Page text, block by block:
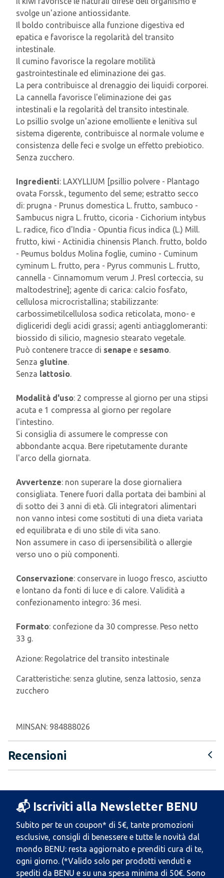
svolge un'azione antiossidante.
Il boldo contribuisce alla funzione digestiva ed
epatica e favorisce la regolarità del transito
intestinale.
Il cumino favorisce la regolare motilità
gastrointestinale ed eliminazione dei gas.
La pera contribuisce al drenaggio dei liquidi corporei.
La cannella favorisce l'eliminazione dei gas
intestinali e la regolarità del transito intestinale.
Lo psillio svolge un'azione emolliente e lenitiva sul
sistema digerente, contribuisce al normale volume e
consistenza delle feci e svolge un effetto prebiotico.
Senza zucchero.
Ingredienti: LAXYLLIUM [psillio polvere - Plantago
ovata Forssk., tegumento del seme; estratto secco
di: prugna - Prunus domestica L. frutto, sambuco -
Sambucus nigra L. frutto, cicoria - Cichorium intybus
L. radice, fico d'India - Opuntia ficus indica (L.) Mill.
frutto, kiwi - Actinidia chinensis Planch. frutto, boldo
- Peumus boldus Molina foglie, cumino - Cuminum
cyminum L. frutto, pera - Pyrus communis L. frutto,
cannella - Cinnamomum verum J. Presl corteccia, su
maltodestrine]; agente di carica: calcio fosfato,
cellulosa microcristallina; stabilizzante:
carbossimetilcellulosa sodica reticolata, mono- e
digliceridi degli acidi grassi; agenti antiagglomeranti:
biossido di silicio, magnesio stearato vegetale.
Può contenere tracce di senape e sesamo.
Senza glutine.
Senza lattosio.
Modalità d'uso: 2 compresse al giorno per una stipsi
acuta e 1 compressa al giorno per regolare
l'intestino.
Si consiglia di assumere le compresse con
abbondante acqua. Bere ripetutamente durante
l'arco della giornata.
Avvertenze: non superare la dose giornaliera
consigliata. Tenere fuori dalla portata dei bambini al
di sotto dei 3 anni di età. Gli integratori alimentari
non vanno intesi come sostituti di una dieta variata
ed equilibrata e di uno stile di vita sano.
Non assumere in caso di ipersensibilità o allergie
verso uno o più componenti.
Conservazione: conservare in luogo fresco, asciutto
e lontano da fonti di luce e di calore. Validità a
confezionamento integro: 36 mesi.
Formato: confezione da 30 compresse. Peso netto
33 g.
Azione: Regolatrice del transito intestinale
Caratteristiche: senza glutine, senza lattosio, senza
zucchero
MINSAN: 984888026
Recensioni
📬 Iscriviti alla Newsletter BENU
Subito per te un coupon* di 5€, tante promozioni
esclusive, consigli di benessere e tutte le novità dal
mondo BENU: resta aggiornato e prenditi cura di te,
ogni giorno. (*Valido solo per prodotti venduti e
spediti da BENU e su una spesa minima di 50€. Sono